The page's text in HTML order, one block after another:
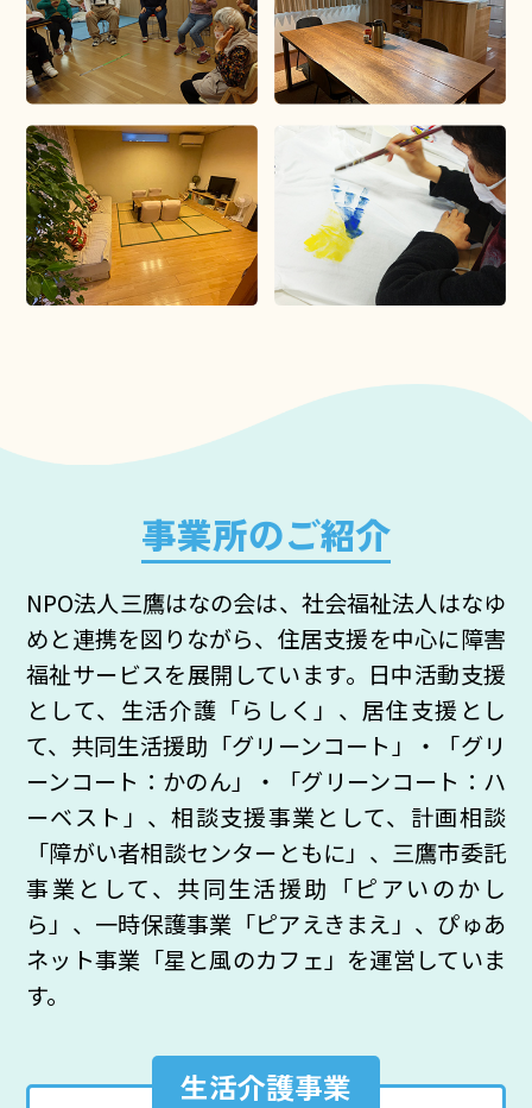
事業所のご紹介
NPO法人三鷹はなの会は、社会福祉法人はなゆ
めと連携を図りながら、住居支援を中心に障害
福祉サービスを展開しています。日中活動支援
として、生活介護「らしく」、居住支援とし
て、共同生活援助「グリーンコート」・「グリ
ーンコート：かのん」・「グリーンコート：ハ
ーベスト」、相談支援事業として、計画相談
「障がい者相談センターともに」、三鷹市委託
事業として、共同生活援助「ピアいのかし
ら」、一時保護事業「ピアえきまえ」、ぴゅあ
ネット事業「星と風のカフェ」を運営していま
す。
生活介護事業